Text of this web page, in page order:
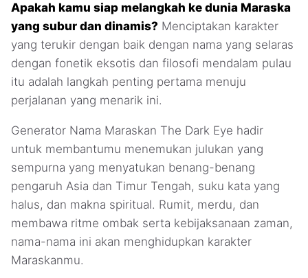
Apakah kamu siap melangkah ke dunia Maraska
yang subur dan dinamis? Menciptakan karakter
yang terukir dengan baik dengan nama yang selaras
dengan fonetik eksotis dan filosofi mendalam pulau
itu adalah langkah penting pertama menuju
perjalanan yang menarik ini.
Generator Nama Maraskan The Dark Eye hadir
untuk membantumu menemukan julukan yang
sempurna yang menyatukan benang-benang
pengaruh Asia dan Timur Tengah, suku kata yang
halus, dan makna spiritual. Rumit, merdu, dan
membawa ritme ombak serta kebijaksanaan zaman,
nama-nama ini akan menghidupkan karakter
Maraskanmu.